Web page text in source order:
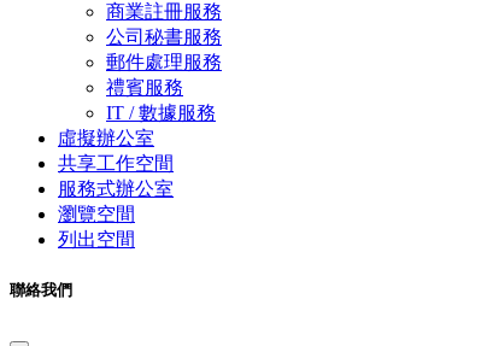
商業註冊服務
公司秘書服務
郵件處理服務
禮賓服務
IT / 數據服務
虛擬辦公室
共享工作空間
服務式辦公室
瀏覽空間
列出空間
聯絡我們